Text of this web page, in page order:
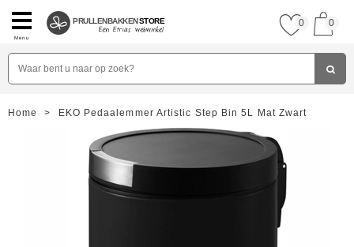
Menu
PRULLENBAKKENSTORE 0 0
Home > EKO Pedaalemmer Artistic Step Bin 5L Mat Zwart